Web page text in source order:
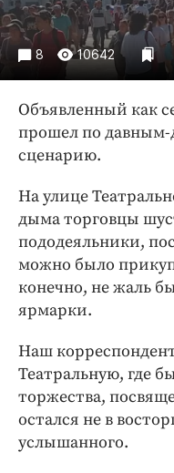
Спорт
Экономика и
ПРОЕКТЫ
Блоги
Издания
Интересное
Клиника года
Бренд года
Работодатель
8 10642
Объявленный как
прошел по давным-
сценарию.
На улице
дыма торговцы
пододеяльники,
можно было
конечно, не жаль
ярмарки.
Наш
Театральную, где
торжества,
остался не в
услышанного.